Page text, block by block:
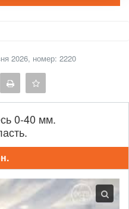
2026, номер: 2220
0-40 мм.